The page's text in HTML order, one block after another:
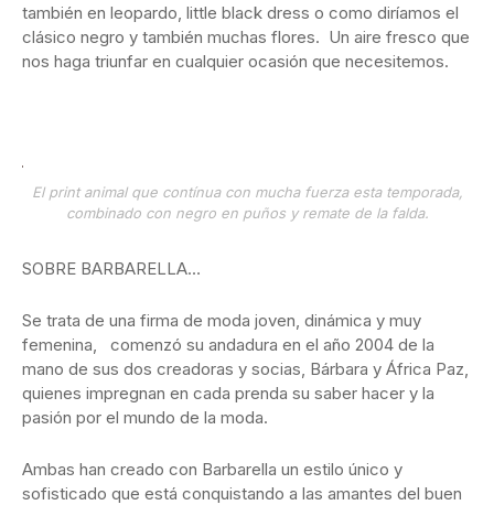
también en leopardo, little black dress o como diríamos el
clásico negro y también muchas flores. Un aire fresco que
nos haga triunfar en cualquier ocasión que necesitemos.
El print animal que contínua con mucha fuerza esta temporada,
combinado con negro en puños y remate de la falda.
SOBRE BARBARELLA…
Se trata de una firma de moda joven, dinámica y muy
femenina, comenzó su andadura en el año 2004 de la
mano de sus dos creadoras y socias, Bárbara y África Paz,
quienes impregnan en cada prenda su saber hacer y la
pasión por el mundo de la moda.
Ambas han creado con Barbarella un estilo único y
sofisticado que está conquistando a las amantes del buen